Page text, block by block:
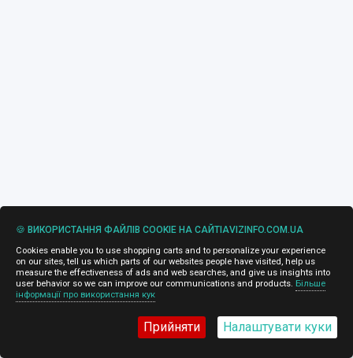
🍪 ВИКОРИСТАННЯ ФАЙЛІВ COOKIE НА САЙТІAVIZINFO.COM.UA
Cookies enable you to use shopping carts and to personalize your experience
on our sites, tell us which parts of our websites people have visited, help us
measure the effectiveness of ads and web searches, and give us insights into
user behavior so we can improve our communications and products. Більше
інформації про використання кук
Прийняти Налаштувати куки